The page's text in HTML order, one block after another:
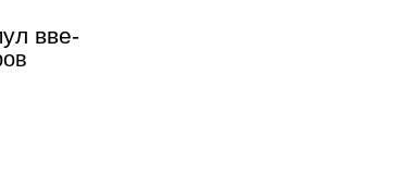
вве-